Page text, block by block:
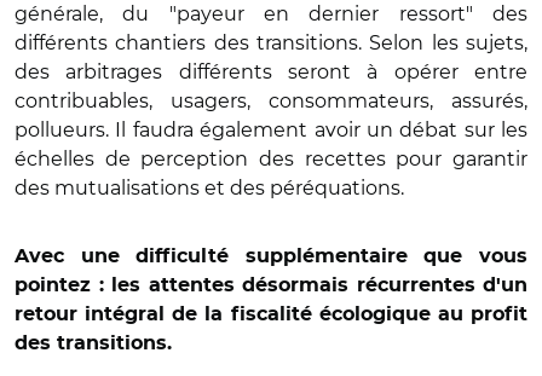
générale, du "payeur en dernier ressort" des
différents chantiers des transitions. Selon les sujets,
des arbitrages différents seront à opérer entre
contribuables, usagers, consommateurs, assurés,
pollueurs. Il faudra également avoir un débat sur les
échelles de perception des recettes pour garantir
des mutualisations et des péréquations.
Avec une difficulté supplémentaire que vous
pointez : les attentes désormais récurrentes d'un
retour intégral de la fiscalité écologique au profit
des transitions.